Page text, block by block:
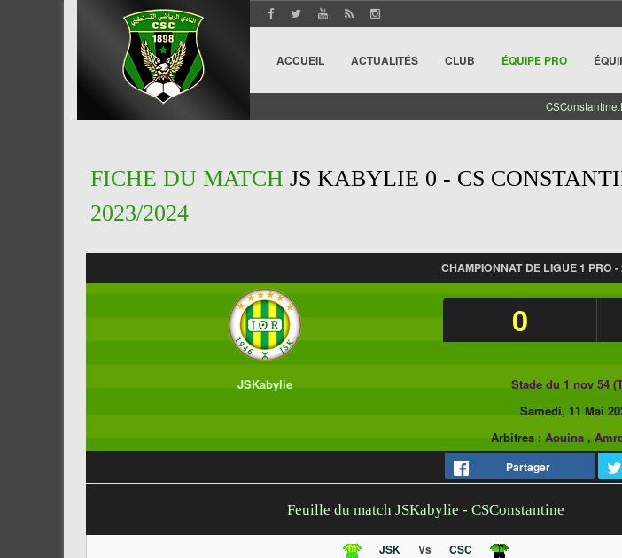
ACCUEIL ACTUALITÉS CLUB ÉQUIPE PRO
FICHE DU MATCH JS KABYLIE 0 - CS
2023/2024
CHAMPIONNAT DE LIGUE 1 PRO
0
JSKabylie Stade du 1 nov 54
Samedi, 11 Mai
Arbitres : Aouina,
Partager
Feuille du match JSKabylie - CSConstantine
JSK Vs CSC